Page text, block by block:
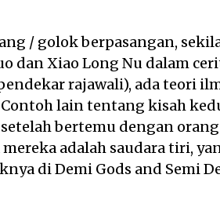
/ golok berpasangan,
dan Xiao Long Nu dalam
rajawali), ada teori
lain tentang kisah
bertemu dengan
adalah saudara tiri,
di Demi Gods and Semi